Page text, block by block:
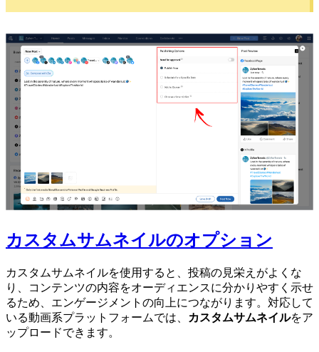
カスタムサムネイルのオプション
カスタムサムネイルを使用すると、投稿の見栄えがよくな
り、コンテンツの内容をオーディエンスに分かりやすく示せ
るため、エンゲージメントの向上につながります。対応して
いる動画系プラットフォームでは、
カスタムサムネイルをア
ップロードできます。